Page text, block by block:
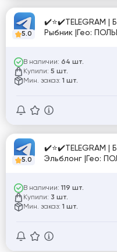
5.0
✔️⭐✔️TELEGRAM |
Рыбник |Гео:
В наличии: 64 шт.
Купили: 5 шт.
Мин. заказ: 1 шт.
5.0
✔️⭐✔️TELEGRAM |
Эльблонг |Гео:
В наличии: 119 шт.
Купили: 3 шт.
Мин. заказ: 1 шт.